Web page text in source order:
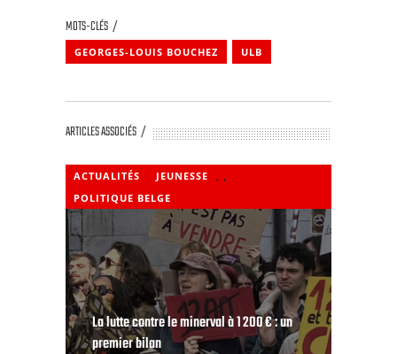
MOTS-CLÉS
GEORGES-LOUIS BOUCHEZ ULB
ARTICLES ASSOCIÉS
ACTUALITÉS JEUNESSE
POLITIQUE BELGE
La lutte contre le minerval à 1 200 € : un
premier bilan